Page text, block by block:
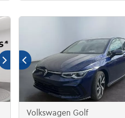
Volkswagen Golf